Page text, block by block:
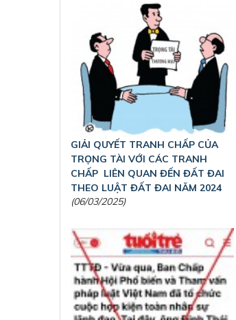
GIẢI QUYẾT TRANH CHẤP CỦA
TRỌNG TÀI VỚI CÁC TRANH
CHẤP LIÊN QUAN ĐẾN ĐẤT ĐAI
THEO LUẬT ĐẤT ĐAI NĂM 2024
(06/03/2025)